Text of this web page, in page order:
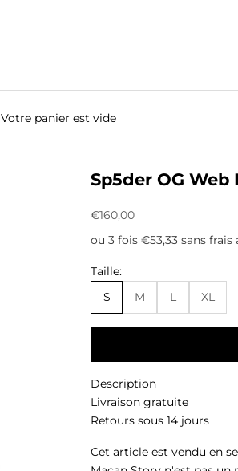
Votre panier est vide
Sp5der OG
Prix de vente
€160,00
ou 3 fois €53,33 sans frais
Taille:
S
M L XL
Description
Livraison gratuite
Retours sous 14 jours
Cet article est vendu en